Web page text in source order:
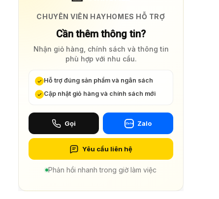
CHUYÊN VIÊN HAYHOMES HỖ TRỢ
Cần thêm thông tin?
Nhận giỏ hàng, chính sách và thông tin
phù hợp với nhu cầu.
Hỗ trợ đúng sản phẩm và ngân sách
Cập nhật giỏ hàng và chính sách mới
Gọi Zalo Zalo
Yêu cầu liên hệ
Phản hồi nhanh trong giờ làm việc